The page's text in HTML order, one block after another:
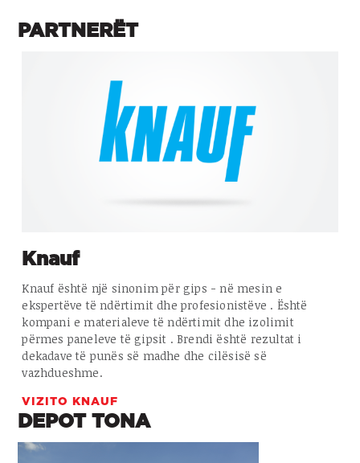
PARTNERËT
Knauf
Knauf është një sinonim për gips - në mesin e
ekspertëve të ndërtimit dhe profesionistëve . Është
kompani e materialeve të ndërtimit dhe izolimit
përmes paneleve të gipsit . Brendi është rezultat i
dekadave të punës së madhe dhe cilësisë së
vazhdueshme.
VIZITO KNAUF
DEPOT TONA